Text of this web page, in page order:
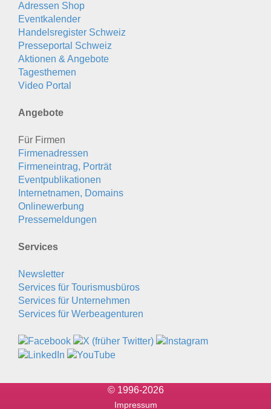
Adressen Shop
Eventkalender
Handelsregister Schweiz
Presseportal Schweiz
Aktionen & Angebote
Tagesthemen
Video Portal
Angebote
Für Firmen
Firmenadressen
Firmeneintrag, Porträt
Eventpublikationen
Internetnamen, Domains
Onlinewerbung
Pressemeldungen
Services
Newsletter
Services für Tourismusbüros
Services für Unternehmen
Services für Werbeagenturen
© 1996-2026
Impressum